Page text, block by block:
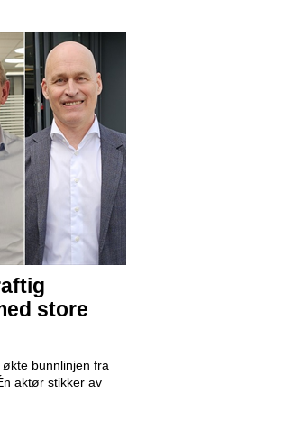
store
bunnlinjen fra
aktør stikker av